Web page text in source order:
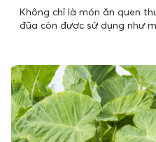
Không chỉ là món ăn quen
đũa còn được sử dụng như